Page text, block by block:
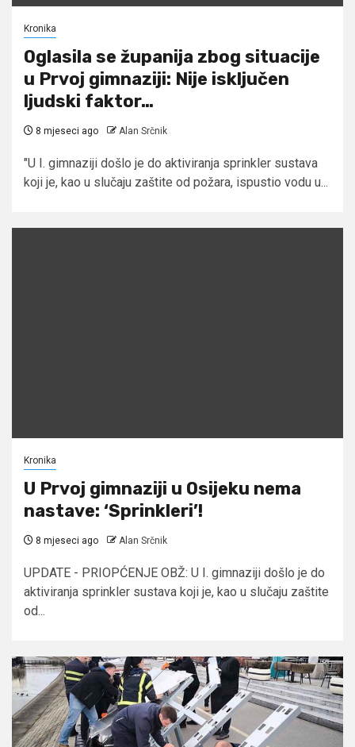
Kronika
Oglasila se županija zbog situacije
u Prvoj gimnaziji: Nije isključen
ljudski faktor…
8 mjeseci ago Alan Srčnik
"U I. gimnaziji došlo je do aktiviranja sprinkler sustava
koji je, kao u slučaju zaštite od požara, ispustio vodu u...
Kronika
U Prvoj gimnaziji u Osijeku nema
nastave: ‘Sprinkleri’!
8 mjeseci ago Alan Srčnik
UPDATE - PRIOPĆENJE OBŽ: U I. gimnaziji došlo je do
aktiviranja sprinkler sustava koji je, kao u slučaju zaštite
od...